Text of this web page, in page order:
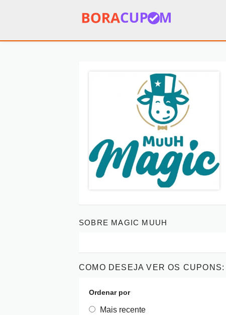
SOBRE MAGIC MUUH
COMO DESEJA VER OS CUPONS:
Ordenar por
Mais recente